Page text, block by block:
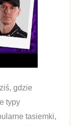
gdzie
typy
tasiemki,